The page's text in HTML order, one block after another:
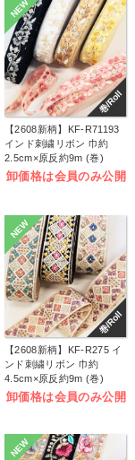
巻/Roll
NEW
【2608新柄】KF-R71193
インド刺繍リボン 巾約
2.5cm×原反約9m (巻)
卸価格は会員のみ公開
巻/Roll
NEW
【2608新柄】KF-R275 イ
ンド刺繍リボン 巾約
4.5cm×原反約9m (巻)
卸価格は会員のみ公開
NEW